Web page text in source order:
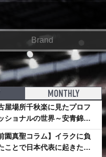
Brand
MONTHLY
屋場所千秋楽に見たプロフ
ショナルの世界～安青錦の
を巡るさまざまなドラマ
園真聖コラム】イラクに負
ことで日本代表に起きたプ